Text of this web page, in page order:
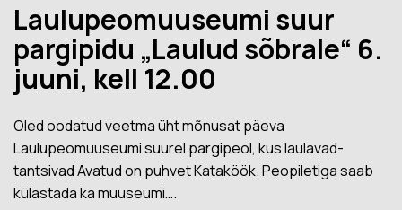
Laulupeomuuseumi suur
pargipidu „Laulud sõbrale“ 6.
juuni, kell 12.00
Oled oodatud veetma üht mõnusat päeva
Laulupeomuuseumi suurel pargipeol, kus laulavad-
tantsivad Avatud on puhvet Kataköök. Peopiletiga saab
külastada ka muuseumi….